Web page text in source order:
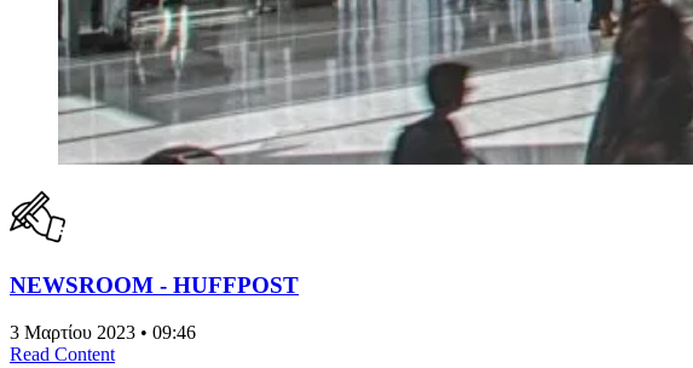
NEWSROOM - HUFFPOST
3 Μαρτίου 2023 • 09:46
Read Content